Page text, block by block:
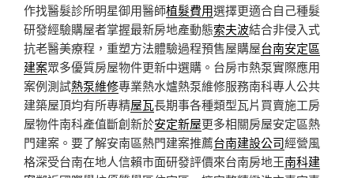
作找醫髮診所明星御用醫師植髮費用選擇更適合自己種髮
研發經驗購屋者掌握最新房地產動態索夫波結合非侵入式
抗老醫美療程，重塑方法體驗過程預售屋購屋台南安定區
建案眾多優質房屋物件更新中選購。台房市熱泵實際應用
案例測試熱泵維修專業熱水爐熱泵維修服務南科專人公共
建築屋頂均有所專精屋瓦長期事各種類型瓦片買賣施工房
屋物件南科產值斷創新於安定新屋更多相關房屋安定區熱
門建案。要了解安南區熱門建案推薦台南建設公司經營風
格深受台南在地人信賴市面研發評價來台南房地王南科建